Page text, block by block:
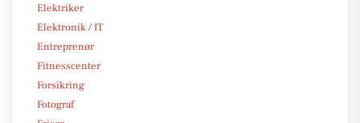
Elektriker
Elektronik / IT
Entreprenør
Fitnesscenter
Forsikring
Fotograf